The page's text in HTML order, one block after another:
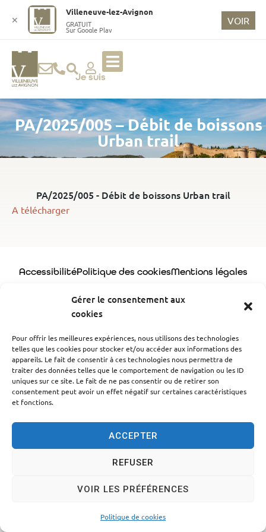
Gérer le consentement aux
cookies
Pour offrir les meilleures expériences, nous utilisons des technologies
telles que les cookies pour stocker et/ou accéder aux informations des
appareils. Le fait de consentir à ces technologies nous permettra de
traiter des données telles que le comportement de navigation ou les ID
uniques sur ce site. Le fait de ne pas consentir ou de retirer son
consentement peut avoir un effet négatif sur certaines caractéristiques
et fonctions.
ACCEPTER
REFUSER
VOIR LES PRÉFÉRENCES
Politique de cookies
ri
n
ci
Je suis
PA/2025/005 – Débit de boissons
Urban trail
PA/2025/005 - Débit de boissons Urban trail
A télécharger
AccessibilitéPolitique des cookiesMentions légales
© 2024 - Propulsé par Utopia
✕
Villeneuve-lez-Avignon
GRATUIT
Sur Google Play
VOIR